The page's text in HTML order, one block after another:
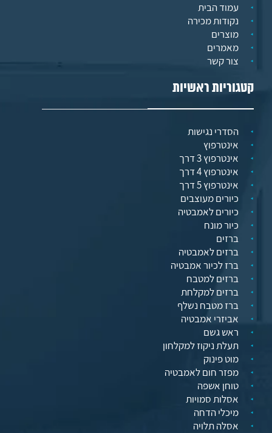
עמוד הבית
נקודות מכירה
מוצרים
מאמרים
צור קשר
קטגוריות ראשיות
הסדרי נגישות
אינטרפוץ
אינטרפוץ 3 דרך
אינטרפוץ 4 דרך
אינטרפוץ 5 דרך
כיורים מעוצבים
כיורים לאמבטיה
כיור מונח
ברזים
ברזים לאמבטיה
ברז לכיור אמבטיה
ברזים למטבח
ברזים למקלחת
ברז מטבח נשלף
אביזרי אמבטיה
ראש גשם
תעלת ניקוז למקלחון
מוט פינוק
מפזר חום לאמבטיה
טוחן אשפה
אסלות סמויות
מיכלי הדחה
אסלה תלויה